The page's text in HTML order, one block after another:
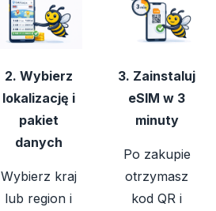
2. Wybierz
lokalizację i
pakiet
danych
Wybierz kraj
lub region i
3. Zainstaluj
eSIM w 3
minuty
Po zakupie
otrzymasz
kod QR i